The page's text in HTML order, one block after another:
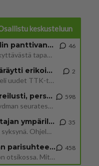
keskusteluun
Muistatko Mikkelin panttivankidraaman?
Uusi draamasarja järkyttävästä tapauksesta on tulossa. Tositapahtumiin perustuva sarja ammentaa vuoden 1986 Mikkelin pan
46
Ernest Lawson täräytti erikoisen heiton TTK-lehdistötilaisuudessa: " Onko tässä tarkoituksena...?"
Ernest Lawson esitteli uudet TTK-tähtioppilaat ja opettajat torstaina 6.8. lehdistölle. Tulevalla kaudella on yksi hausk
2
Jos SDP ei voita reilusti, persut kumoavat demokratian Suomesta
Näin tekisi ainakin Rydman seuratessaan idolinsa Trumpin mallia https://www.is.fi/politiikka/art-2000012187244.html
598
Uuden TTK-juontajan ympärillä epätietoisuus sakenee - Nyt MTV hämmentää soppaa
TTK tulee taas tänä syksynä. Ohjelman uudet tähtioppilaat julkistetaan torstaina 6. elokuuta klo 14 alkavassa lehdistö
35
Mitä tuot pöytään parisuhteessa?
Siinäpä se kysymys on otsikossa. Mitäpä siis tuot/toisit pöytään parisuhteessa? Oletko mies vai nainen? Koetko sen mitä
458